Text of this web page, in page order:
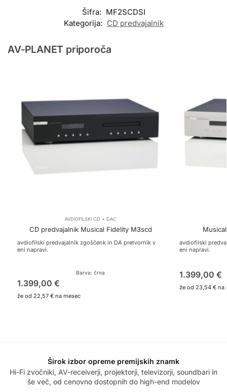
Šifra: MF2SCDSI
Kategorija: CD predvajalnik
AV-PLANET priporoča
AVDIOFILSKI CD + DAC
CD predvajalnik Musical Fidelity M3scd
avdiofilski predvajalnik zgoščenk in DA pretvornik v
eni napravi.
Barva: črna
1.399,00 €
že od 22,57 €na mesec
avdiofilski
eni napravi.
1.399,00 €
že od 23,54 €na
Širok izbor opreme premijskih znamk
Hi-Fi zvočniki, AV-receiverji, projektorji, televizorji, soundbari in
še več, od cenovno dostopnih do high-end modelov